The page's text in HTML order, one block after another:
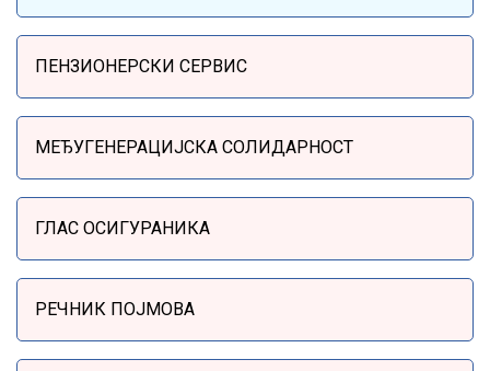
ПЕНЗИОНЕРСКИ СЕРВИС
МЕЂУГЕНЕРАЦИЈСКА СОЛИДАРНОСТ
ГЛАС ОСИГУРАНИКА
РЕЧНИК ПОЈМОВА